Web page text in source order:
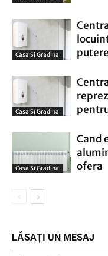
Casa Si Gradina
Casa Si Gradina
Casa Si Gradina
Cand
ofera
LĂSAȚI UN MESAJ